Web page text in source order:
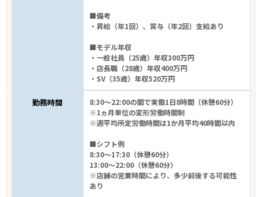
■備考
・昇給（年1回）、賞与（年2回）支給あり
■モデル年収
・一般社員（25歳）年収300万円
・店長職（28歳）年収400万円
・SV（35歳）年収520万円
勤務時間
8:30～22:00の間で実働1日8時間（休憩60分）
※1ヵ月単位の変形労働時間制
※週平均所定労働時間は1か月平均40時間以内
■シフト例
8:30～17:30（休憩60分）
13:00～22:00（休憩60分）
※店舗の営業時間により、多少前後する可能性
あり